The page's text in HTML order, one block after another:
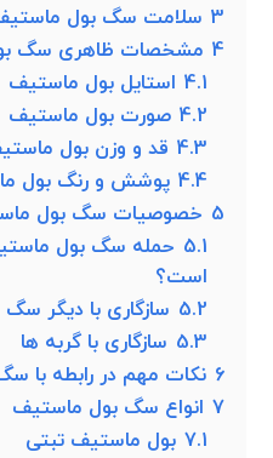
3 سلامت سگ بول
4 مشخصات ظاهری سگ
4.1 استایل بول ماستیف
4.2 صورت بول ماستیف
4.3 قد و وزن بول
4.4 پوشش و رنگ بول
5 خصوصیات سگ بول
5.1 حمله سگ بول
است؟
5.2 سازگاری با دیگر سگ
5.3 سازگاری با گربه ها
6 نکات مهم در رابطه با
7 انواع سگ بول ماستیف
7.1 بول ماستیف تبتی